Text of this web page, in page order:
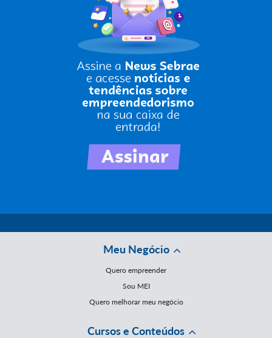
Meu Negócio
Quero empreender
Sou MEI
Quero melhorar meu negócio
Cursos e Conteúdos